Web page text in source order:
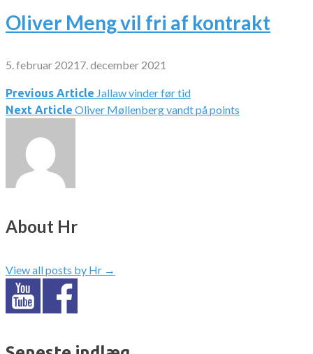
Oliver Meng vil fri af kontrakt
5. februar 2021 7. december 2021
Indlægsnavigation
Previous Article Jallaw vinder før tid
Next Article Oliver Møllenberg vandt på points
About Hr
View all posts by Hr →